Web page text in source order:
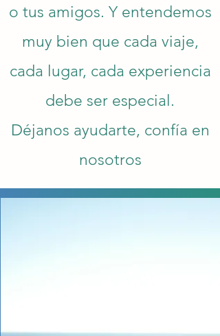
o tus amigos. Y entendemos
muy bien que cada viaje,
cada lugar, cada experiencia
debe ser especial.
Déjanos ayudarte, confía en
nosotros